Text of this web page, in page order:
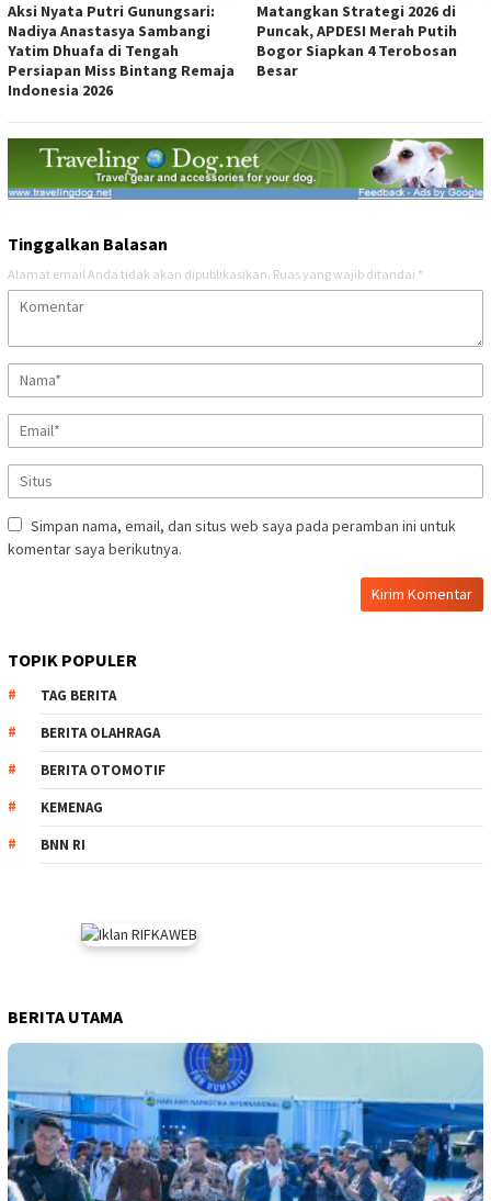
Aksi Nyata Putri Gunungsari:
Nadiya Anastasya Sambangi
Yatim Dhuafa di Tengah
Persiapan Miss Bintang Remaja
Indonesia 2026
Matangkan Strategi 2026 di
Puncak, APDESI Merah Putih
Bogor Siapkan 4 Terobosan
Besar
Tinggalkan Balasan
Alamat email Anda tidak akan dipublikasikan. Ruas yang wajib ditandai *
Simpan nama, email, dan situs web saya pada peramban ini untuk
komentar saya berikutnya.
TOPIK POPULER
TAG BERITA
BERITA OLAHRAGA
BERITA OTOMOTIF
KEMENAG
BNN RI
BERITA UTAMA